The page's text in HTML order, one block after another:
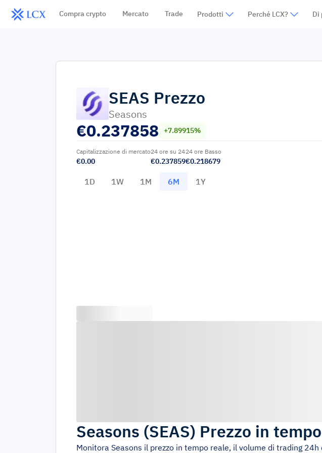
Compra crypto Mercato Trade Prodotti Perché LCX? Di
SEAS Prezzo
Seasons
€0.237858 +7.89915%
Capitalizzazione di mercato
€0.00
24 ore su 24
€0.237859
24 ore Basso
€0.218679
1D 1W 1M 6M 1Y
Seasons (SEAS) Prezzo in
Monitora Seasons il prezzo in tempo reale, il volume di trading